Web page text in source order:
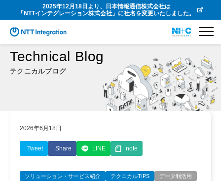
2025年12月18日より、日本情報通信株式会社は
「NTTインテグレーション株式会社」に社名を変更いたしました。
Technical Blog
テクニカルブログ
2026年6月18日
Tweet Share LINE note
ソリューション・サービス紹介 テクニカルTIPS データ利活用